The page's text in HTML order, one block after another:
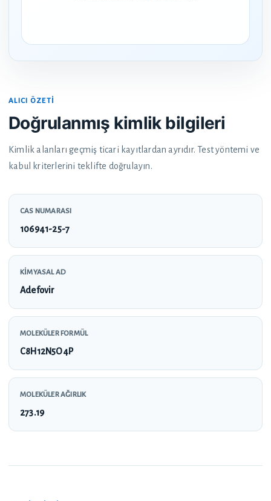
ALICI ÖZETI
Doğrulanmış kimlik bilgileri
Kimlik alanları geçmiş ticari kayıtlardan ayrıdır. Test yöntemi ve
kabul kriterlerini teklifte doğrulayın.
CAS NUMARASI
106941-25-7
KIMYASAL AD
Adefovir
MOLEKÜLER FORMÜL
C8H12N5O4P
MOLEKÜLER AĞIRLIK
273.19